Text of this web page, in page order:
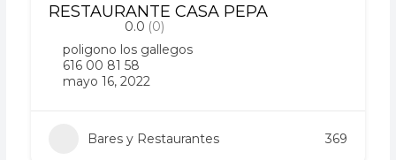
RESTAURANTE CASA PEPA
0.0 (0)
poligono los gallegos
616 00 81 58
mayo 16, 2022
Bares y Restaurantes 369